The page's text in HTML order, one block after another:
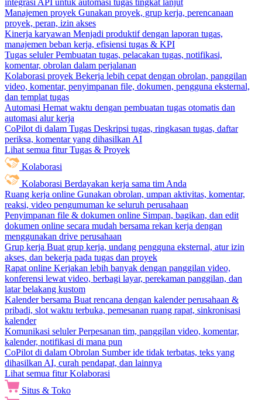
integrasi API untuk automasi tugas tingkat lanjut
Manajemen proyek Gunakan proyek, grup kerja, perencanaan
proyek, peran, izin akses
Kinerja karyawan Menjadi produktif dengan laporan tugas,
manajemen beban kerja, efisiensi tugas & KPI
Tugas seluler Pembuatan tugas, pelacakan tugas, notifikasi,
komentar, obrolan dalam perjalanan
Kolaborasi proyek Bekerja lebih cepat dengan obrolan, panggilan
video, komentar, penyimpanan file, dokumen, pengguna eksternal,
dan templat tugas
Automasi Hemat waktu dengan pembuatan tugas otomatis dan
automasi alur kerja
CoPilot di dalam Tugas Deskripsi tugas, ringkasan tugas, daftar
periksa, komentar yang dihasilkan AI
Lihat semua fitur Tugas & Proyek
Kolaborasi
Kolaborasi Berdayakan kerja sama tim Anda
Ruang kerja online Gunakan obrolan, umpan aktivitas, komentar,
reaksi, video pengumuman ke seluruh perusahaan
Penyimpanan file & dokumen online Simpan, bagikan, dan edit
dokumen online secara mudah bersama rekan kerja dengan
menggunakan drive perusahaan
Grup kerja Buat grup kerja, undang pengguna eksternal, atur izin
akses, dan bekerja pada tugas dan proyek
Rapat online Kerjakan lebih banyak dengan panggilan video,
konferensi lewat video, berbagi layar, perekaman panggilan, dan
latar belakang kustom
Kalender bersama Buat rencana dengan kalender perusahaan &
pribadi, slot waktu terbuka, pemesanan ruang rapat, sinkronisasi
kalender
Komunikasi seluler Perpesanan tim, panggilan video, komentar,
kalender, notifikasi di mana pun
CoPilot di dalam Obrolan Sumber ide tidak terbatas, teks yang
dihasilkan AI, curah pendapat, dan lainnya
Lihat semua fitur Kolaborasi
Situs & Toko